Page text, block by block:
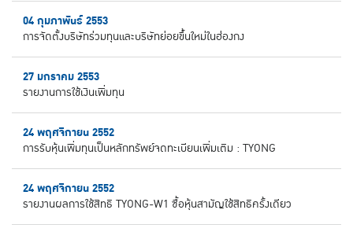
04 กุมภาพันธ์ 2553
การจัดตั้งบริษัทร่วมทุนและบริษัทย่อยขึ้นใหม่ในฮ่องกง
27 มกราคม 2553
รายงานการใช้เงินเพิ่มทุน
24 พฤศจิกายน 2552
การรับหุ้นเพิ่มทุนเป็นหลักทรัพย์จดทะเบียนเพิ่มเติม : TYONG
24 พฤศจิกายน 2552
รายงานผลการใช้สิทธิ TYONG-W1 ซื้อหุ้นสามัญใช้สิทธิครั้งเดียว